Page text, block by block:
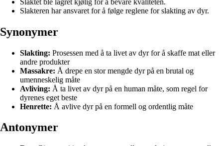
Slakteren har ansvaret for å følge reglene for slakting av dyr.
Synonymer
Slakting: Prosessen med å ta livet av dyr for å skaffe mat eller
andre produkter
Massakre: Å drepe en stor mengde dyr på en brutal og
umenneskelig måte
Avliving: Å ta livet av dyr på en human måte, som regel for
dyrenes eget beste
Henrette: Å avlive dyr på en formell og ordentlig måte
Antonymer